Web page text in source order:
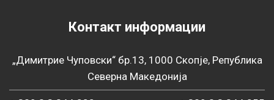
Контакт информации
„Димитрие Чуповски“ бр.13, 1000 Скопје, Република
Северна Македонија